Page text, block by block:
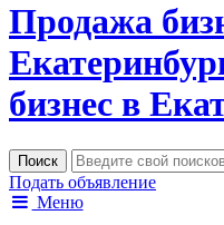
Продажа
бизнес в
Подать объявление
Меню